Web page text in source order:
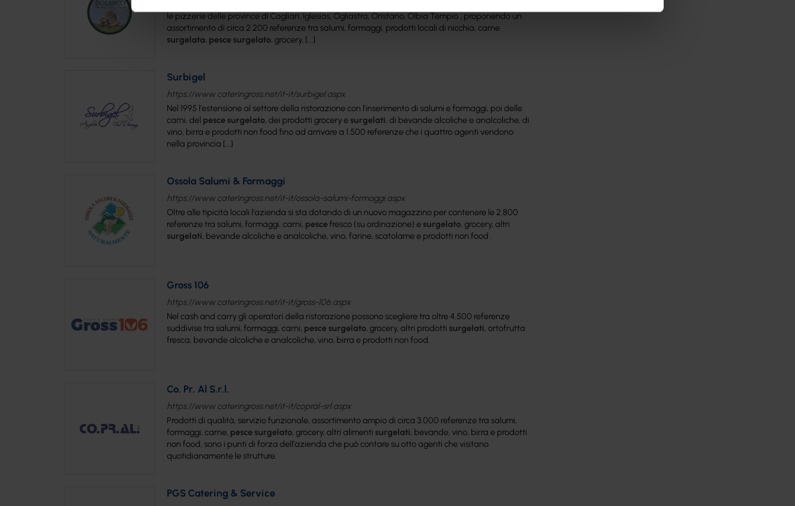
le pizzerie delle province di Cagliari, Iglesias, Ogliastra, Oristano, Olbia Tempio , proponendo un
assortimento di circa 2.200 referenze tra salumi, formaggi, prodotti locali di nicchia, carne
surgelata, pesce surgelato, grocery, [...]
Surbigel
https://www.cateringross.net/it-it/surbigel.aspx
Nel 1995 l’estensione al settore della ristorazione con l’inserimento di salumi e formaggi, poi delle
carni, del pesce surgelato, dei prodotti grocery e surgelati, di bevande alcoliche e analcoliche, di
vino, birra e prodotti non food fino ad arrivare a 1.500 referenze che i quattro agenti vendono
nella provincia [...]
Ossola Salumi & Formaggi
https://www.cateringross.net/it-it/ossola-salumi-formaggi.aspx
Oltre alle tipicità locali l’azienda si sta dotando di un nuovo magazzino per contenere le 2.800
referenze tra salumi, formaggi, carni, pescefresco (su ordinazione) e surgelato, grocery, altri
surgelati, bevande alcoliche e analcoliche, vino, farine, scatolame e prodotti non food .
Gross 106
https://www.cateringross.net/it-it/gross-106.aspx
Nel cash and carry gli operatori della ristorazione possono scegliere tra oltre 4.500 referenze
suddivise tra salumi, formaggi, carni, pesce surgelato, grocery, altri prodotti surgelati, ortofrutta
fresca, bevande alcoliche e analcoliche, vino, birra e prodotti non food.
Co. Pr. Al S.r.l.
https://www.cateringross.net/it-it/copral-srl.aspx
Prodotti di qualità, servizio funzionale, assortimento ampio di circa 3.000 referenze tra salumi,
formaggi, carne, pesce surgelato, grocery, altri alimenti surgelati, bevande, vino, birra e prodotti
non food, sono i punti di forza dell’azienda che può contare su otto agenti che visitano
quotidianamente le strutture.
PGS Catering & Service